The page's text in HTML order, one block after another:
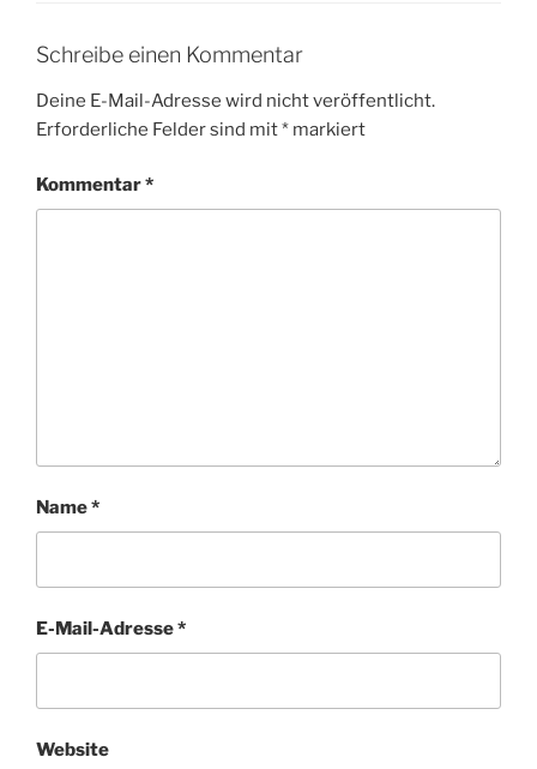
Schreibe einen Kommentar
Deine E-Mail-Adresse wird nicht veröffentlicht.
Erforderliche Felder sind mit* markiert
Kommentar*
Name*
E-Mail-Adresse*
Website